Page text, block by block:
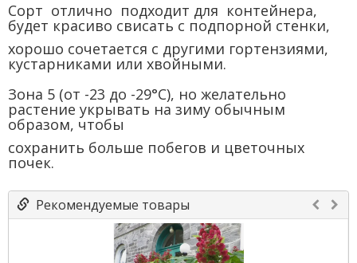
Сорт отлично подходит для контейнера,
будет красиво свисать с подпорной стенки,
хорошо сочетается с другими гортензиями,
кустарниками или хвойными.
Зона 5 (от -23 до -29°C), но желательно
растение укрывать на зиму обычным
образом, чтобы
сохранить больше побегов и цветочных
почек.
Рекомендуемые товары